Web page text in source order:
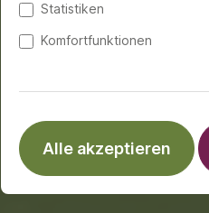
Statistiken
Komfortfunktionen
Alle akzeptieren